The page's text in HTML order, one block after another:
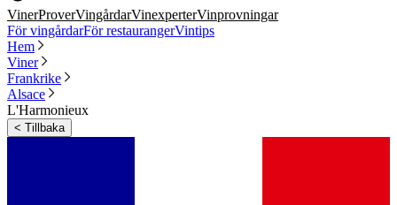
VinerProverVingårdarVinexperterVinprovningar
För vingårdarFör restaurangerVintips
Hem
Viner
Frankrike
Alsace
L'Harmonieux
< Tillbaka